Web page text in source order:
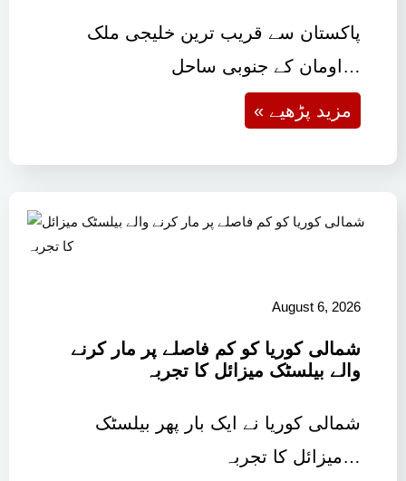
پاکستان سے قریب ترین خلیجی ملک
اومان کے جنوبی ساحل…
« مزید پڑھیے
August 6, 2026
شمالی کوریا کو کم فاصلے پر مار کرنے
والے بیلسٹک میزائل کا تجربہ
شمالی کوریا نے ایک بار پھر بیلسٹک
میزائل کا تجربہ…